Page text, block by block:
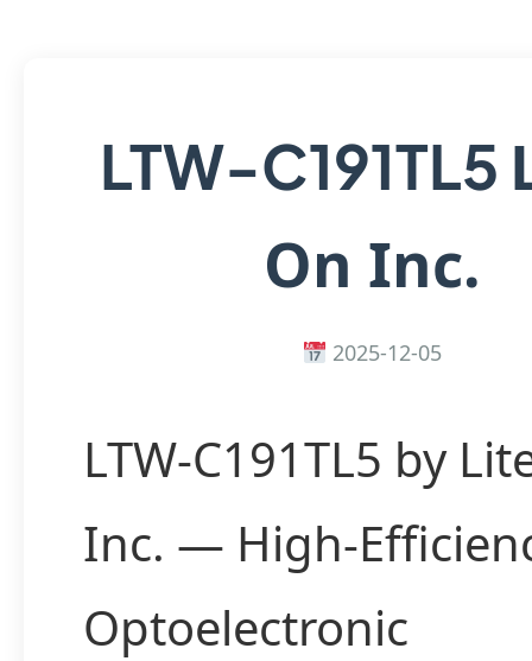
LTW-C191TL5
On Inc.
2025-12-05
LTW-C191TL5 by
Inc. — High-
Optoelectronic